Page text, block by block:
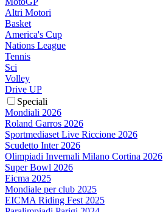
Altri Motori
Basket
America's Cup
Nations League
Tennis
Sci
Volley
Drive UP
Speciali
Mondiali 2026
Roland Garros 2026
Sportmediaset Live Riccione 2026
Scudetto Inter 2026
Olimpiadi Invernali Milano Cortina 2026
Super Bowl 2026
Eicma 2025
Mondiale per club 2025
EICMA Riding Fest 2025